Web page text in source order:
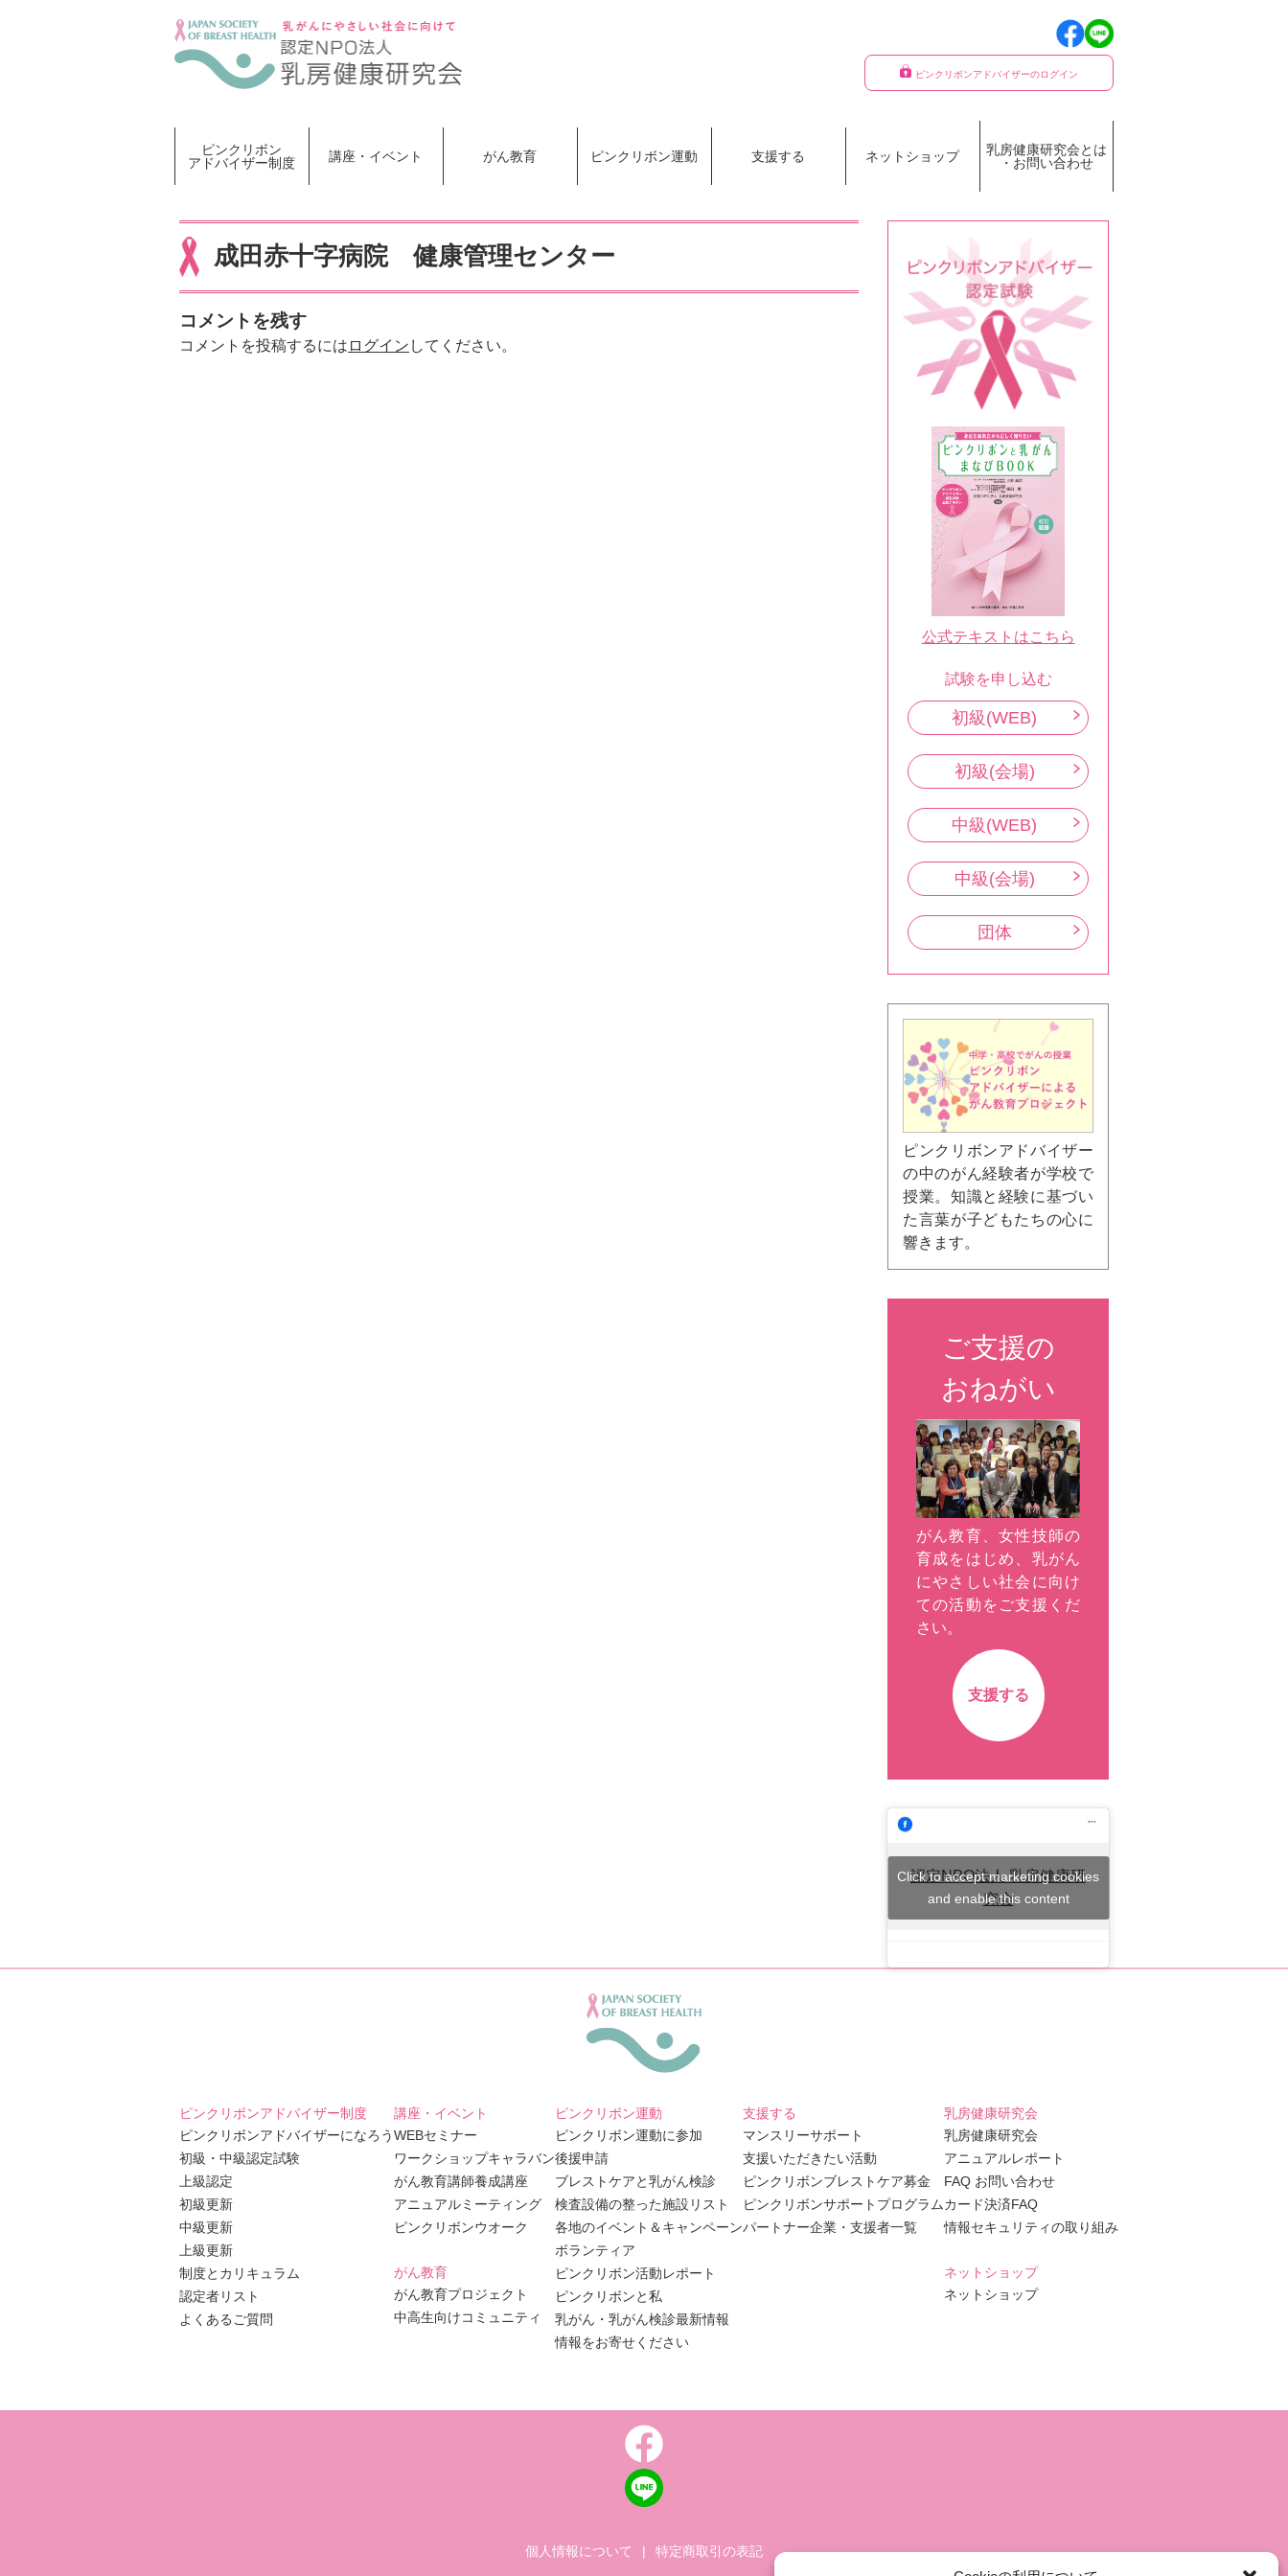
ピンクリボンアドバイザーのログイン
ピンクリボン
アドバイザー制度
講座・イベント がん教育 ピンクリボン運動 支援する ネットショップ
乳房健康研究会とは
・お問い合わせ
成田赤十字病院 健康管理センター
コメントを残す
コメントを投稿するには ログイン してください。
公式テキストはこちら
試験を申し込む
初級(WEB)
初級(会場)
中級(WEB)
中級(会場)
団体
ピンクリボンアドバイザー
の中のがん経験者が学校で
授業。知識と経験に基づい
た言葉が子どもたちの心に
響きます。
ご支援の
おねがい
がん教育、女性技師の
育成をはじめ、乳がん
にやさしい社会に向け
ての活動をご支援くだ
さい。
支援する
認定NPO法人 乳房健康研
究会
Click to accept marketing cookies
and enable this content
ピンクリボンアドバイザー制度
ピンクリボンアドバイザーになろう
初級・中級認定試験
上級認定
初級更新
中級更新
上級更新
制度とカリキュラム
認定者リスト
よくあるご質問
講座・イベント
WEBセミナー
ワークショップキャラバン
がん教育講師養成講座
アニュアルミーティング
ピンクリボンウオーク
がん教育
がん教育プロジェクト
中高生向けコミュニティ
ピンクリボン運動
ピンクリボン運動に参加
後援申請
ブレストケアと乳がん検診
検査設備の整った施設リスト
各地のイベント＆キャンペーン
ボランティア
ピンクリボン活動レポート
ピンクリボンと私
乳がん・乳がん検診最新情報
情報をお寄せください
支援する
マンスリーサポート
支援いただきたい活動
ピンクリボンブレストケア募金
ピンクリボンサポートプログラム
パートナー企業・支援者一覧
乳房健康研究会
乳房健康研究会
アニュアルレポート
FAQ お問い合わせ
カード決済FAQ
情報セキュリティの取り組み
ネットショップ
ネットショップ
個人情報について | 特定商取引の表記